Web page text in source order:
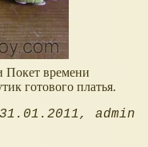
Покет времени
готового платья.
31.01.2011 admin